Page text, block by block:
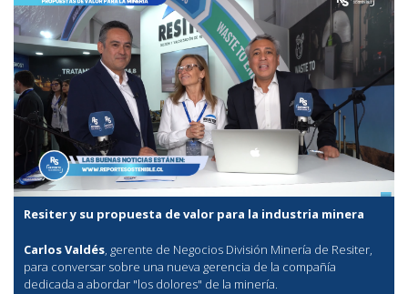
Resiter y su propuesta de valor para la industria minera
Carlos Valdés, gerente de Negocios División Minería de Resiter,
para conversar sobre una nueva gerencia de la compañía
dedicada a abordar "los dolores" de la minería.